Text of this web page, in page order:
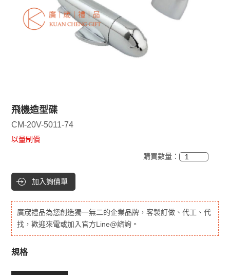
飛機造型碟
CM-20V-5011-74
以量制價
購買數量：
加入詢價單
廣宬禮品為您創造獨一無二的企業品牌，客製訂做、代工、代
找，歡迎來電或加入官方Line@諮詢。
規格